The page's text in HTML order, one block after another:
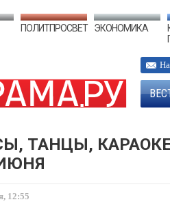
ПОЛИТПРОСВЕТ ЭКОНОМИКА
ТАНЦЫ,
12:55